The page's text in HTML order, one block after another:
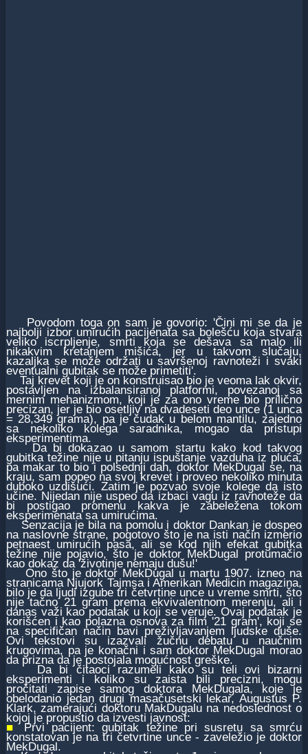
Povodom toga on sam je govorio: 'Čini mi se da je
najbolji izbor umirućih pacijenata sa bolešću koja stvara
veliko iscrpljenje, smrti koja se dešava sa malo ili
nikakvim kretanjem mišića, jer u takvom slučaju,
kazaljka se može održati u savršenoj ravnoteži i svaki
eventualni gubitak se može primetiti'.
Taj krevet koji je on konstruisao bio je veoma lak okvir,
postavljen na izbalansiranoj platformi, povezanoj sa
mernim mehanizmom, koji je za ono vreme bio prilično
precizan, jer je bio osetljiv na dvadeseti deo unce (1 unca
= 28,349 grama), pa je čudak u belom mantilu, zajedno
sa nekoliko kolega saradnika, mogao da pristupi
eksperimentima.
Da bi dokazao u samom startu kako kod takvog
gubitka težine nije u pitanju ispuštanje vazduha iz pluća,
pa makar to bio i polsednji dah, doktor MekDugal se, na
kraju, sam popeo na svoj krevet i proveo nekoliko minuta
duboko uzdišući. Zatim je pozvao svoje kolege da isto
učine. Nijedan nije uspeo da izbaci vagu iz ravnoteže da
bi postigao promenu kakva je zabeležena tokom
eksperimenata sa umirućima.
Senzacija je bila na pomolu i doktor Dankan je dospeo
na naslovne strane, pogotovo što je na isti način izmerio
petnaest umirućih pasa, ali se kod njih efekat gubitka
težine nije pojavio, što je doktor MekDugal protumačio
kao dokaz da 'životinje nemaju dušu!'
Ono što je doktor MekDugal u martu 1907. izneo na
stranicama Njujork Tajmsa i Amerikan Medicin magazina,
bilo je da ljudi izgube tri četvrtine unce u vreme smrti, što
nije tačno 21 gram prema ekvivalentnom merenju, ali i
danas važi kao podatak u koji se veruje. Ovaj podatak je
korišćen i kao polazna osnova za film '21 gram', koji se
na specifičan način bavi preživljavanjem ljudske duše.
Ovi tekstovi su izazvali žučnu debatu u naučnim
krugovima, pa je konačni i sam doktor MekDugal morao
da prizna da je postojala mogućnost greške.
Da bi čitaoci razumeli kako su teli ovi bizarni
eksperimenti i koliko su zaista bili precizni, mogu
pročitati zapise samog doktora MekDugala, koje je
obelodanio jedan drugi masačusetski lekar, Augustus P.
Klark, zamerajući doktoru MakDugalu na nedoslednost o
kojoj je propustio da izvesti javnost:
■ Prvi pacijent: gubitak težine pri susretu sa smrću
konstatovan je na tri četvrtine unce - zaveležio je doktor
MekDugal.